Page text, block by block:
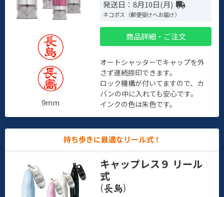
9mm
発送日：8月10日(月)
ネコポス（郵便受けへお届け）
商品詳細・ご注文
オートシャッターでキャップを外
さず連続捺印できます。
ロック機構が付いてますので、カ
バンの中に入れても安心です。
インクの色は朱色です。
持ち歩きに最適なリール式！
キャップレス９ リール
式
(
)